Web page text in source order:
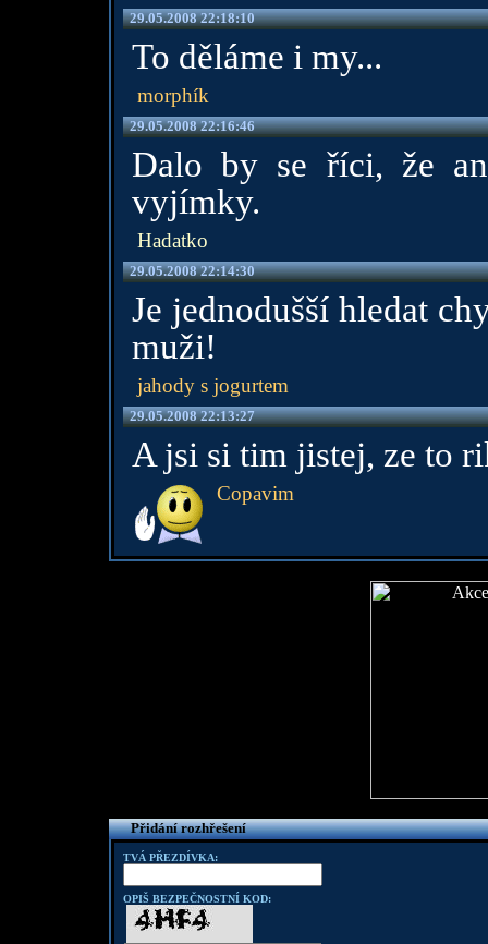
29.05.2008 22:18:10
To děláme i my...
morphík
29.05.2008 22:16:46
Dalo by se říci, že
vyjímky.
Hadatko
29.05.2008 22:14:30
Je jednodušší hledat
muži!
jahody s jogurtem
29.05.2008 22:13:27
A jsi si tim jistej, ze to
Copavim
Přidání rozhřešení
TVÁ PŘEZDÍVKA:
OPIŠ BEZPEČNOSTNÍ KOD: